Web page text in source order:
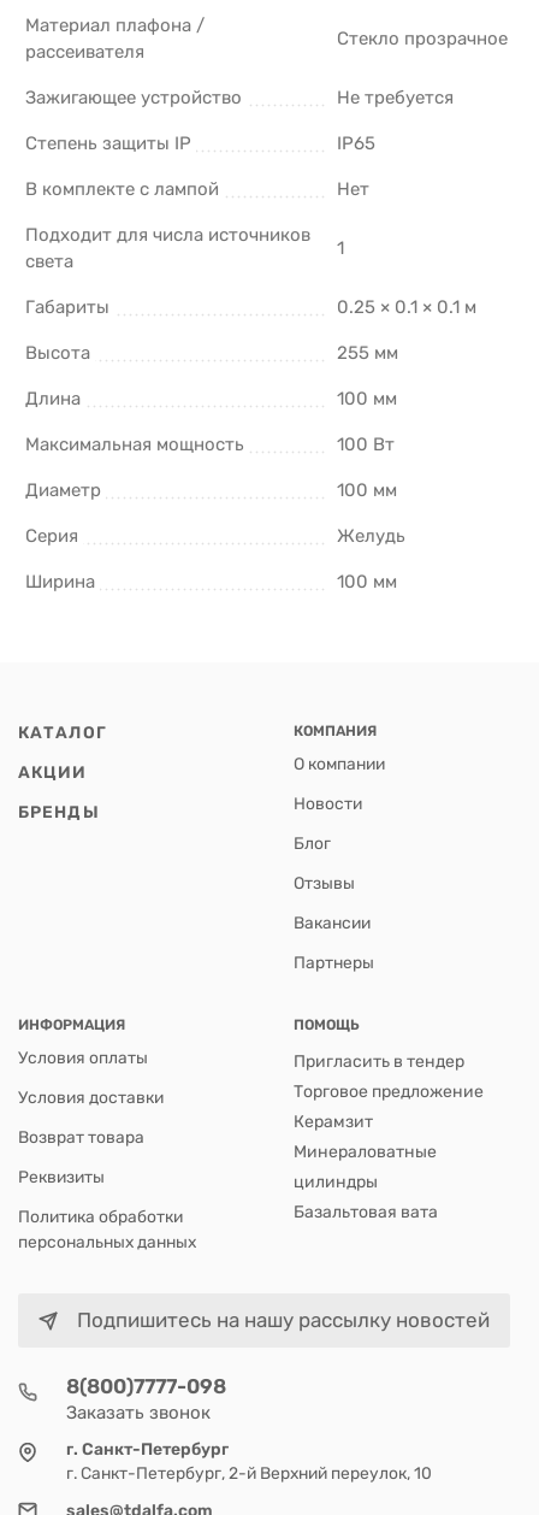
Материал плафона /
рассеивателя
Стекло прозрачное
Зажигающее устройство Не требуется
Степень защиты IP IP65
В комплекте с лампой Нет
Подходит для числа источников
света
1
Габариты 0.25 × 0.1 × 0.1 м
Высота 255 мм
Длина 100 мм
Максимальная мощность 100 Вт
Диаметр 100 мм
Серия Желудь
Ширина 100 мм
КАТАЛОГ
АКЦИИ
БРЕНДЫ
КОМПАНИЯ
О компании
Новости
Блог
Отзывы
Вакансии
Партнеры
ИНФОРМАЦИЯ
Условия оплаты
Условия доставки
Возврат товара
Реквизиты
Политика обработки
персональных данных
ПОМОЩЬ
Пригласить в тендер
Торговое предложение
Керамзит
Минераловатные
цилиндры
Базальтовая вата
Подпишитесь на нашу рассылку новостей
8(800)7777-098
Заказать звонок
г. Санкт-Петербург
г. Санкт-Петербург, 2-й Верхний переулок, 10
sales@tdalfa.com